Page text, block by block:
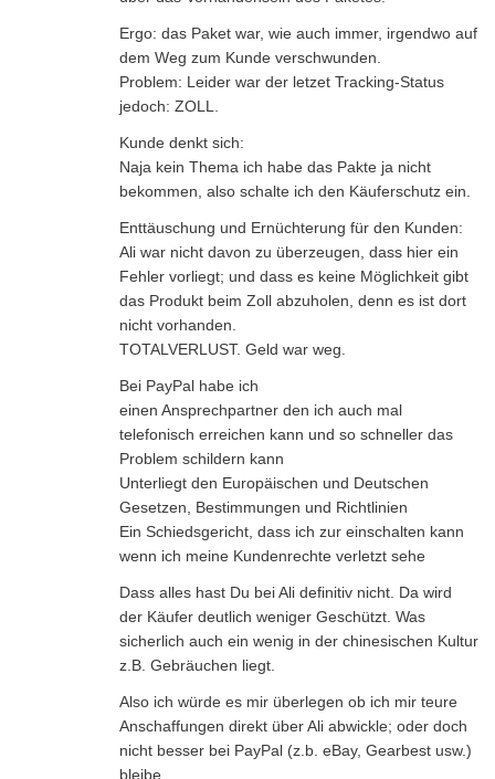
Ergo: das Paket war, wie auch immer, irgendwo auf
dem Weg zum Kunde verschwunden.
Problem: Leider war der letzet Tracking-Status
jedoch: ZOLL.
Kunde denkt sich:
Naja kein Thema ich habe das Pakte ja nicht
bekommen, also schalte ich den Käuferschutz ein.
Enttäuschung und Ernüchterung für den Kunden:
Ali war nicht davon zu überzeugen, dass hier ein
Fehler vorliegt; und dass es keine Möglichkeit gibt
das Produkt beim Zoll abzuholen, denn es ist dort
nicht vorhanden.
TOTALVERLUST. Geld war weg.
Bei PayPal habe ich
einen Ansprechpartner den ich auch mal
telefonisch erreichen kann und so schneller das
Problem schildern kann
Unterliegt den Europäischen und Deutschen
Gesetzen, Bestimmungen und Richtlinien
Ein Schiedsgericht, dass ich zur einschalten kann
wenn ich meine Kundenrechte verletzt sehe
Dass alles hast Du bei Ali definitiv nicht. Da wird
der Käufer deutlich weniger Geschützt. Was
sicherlich auch ein wenig in der chinesischen Kultur
z.B. Gebräuchen liegt.
Also ich würde es mir überlegen ob ich mir teure
Anschaffungen direkt über Ali abwickle; oder doch
nicht besser bei PayPal (z.b. eBay, Gearbest usw.)
bleibe.